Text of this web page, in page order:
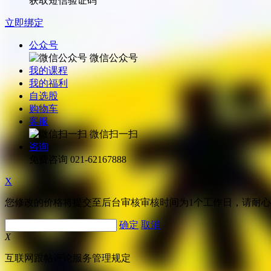
立即绑定
公众号
微信公众号
我的课程
我的福利
自选股
购物车
客服
微信扫一扫
咨询
免费咨询 021-62167888
X
您修改的价格将提交至后台审核审核时间为1个工作日，请耐
确定 取消
X
互联网跟帖评论服务管理规定